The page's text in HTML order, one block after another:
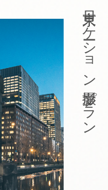
東京ロケーション撮影プラン